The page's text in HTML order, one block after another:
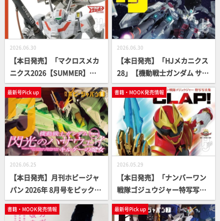
2026.06.30
【本日発売】「マクロスメカ
ニクス2026【SUMMER】」
【VF-1 バルキリー】
2026.06.30
【本日発売】「HJメカニクス
28」【機動戦士ガンダム サン
ダーボルト】
最新号Pick up
2026.06.25
【本日発売】月刊ホビージャ
パン 2026年 8月号をピックア
ップ！
書籍・MOOK発売情報
2026.05.29
【本日発売】「ナンバーワン
戦隊ゴジュウジャー特写写真
集 CLAP！」【スーパー戦
隊】
書籍・MOOK発売情報 最新号Pick up